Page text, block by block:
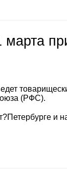
(РФС).
и